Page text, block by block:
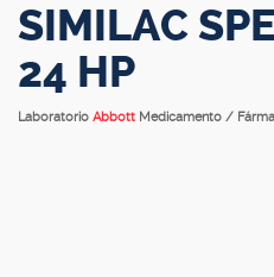
SIMILAC
24 HP
Laboratorio Abbott Medicamento /